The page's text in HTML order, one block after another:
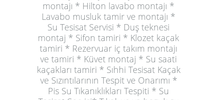
montajı * Hilton lavabo montajı *
Lavabo musluk tamir ve montajı *
Su Tesisat Servisi * Duş teknesi
montaj * Sifon tamiri * Klozet kaçak
tamiri * Rezervuar iç takım montajı
ve tamiri * Küvet montaj * Su saati
kaçakları tamiri * Sıhhi Tesisat Kaçak
ve Sızıntılarının Tespit ve Onarımı *
Pis Su Tıkanıklıkları Tespiti * Su